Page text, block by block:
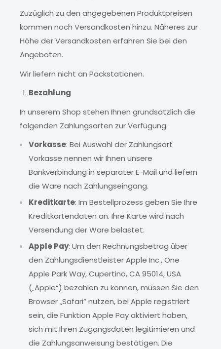
Zuzüglich zu den angegebenen Produktpreisen
kommen noch Versandkosten hinzu. Näheres zur
Höhe der Versandkosten erfahren Sie bei den
Angeboten.
Wir liefern nicht an Packstationen.
Bezahlung
In unserem Shop stehen Ihnen grundsätzlich die
folgenden Zahlungsarten zur Verfügung:
Vorkasse: Bei Auswahl der Zahlungsart
Vorkasse nennen wir Ihnen unsere
Bankverbindung in separater E-Mail und liefern
die Ware nach Zahlungseingang.
Kreditkarte: Im Bestellprozess geben Sie Ihre
Kreditkartendaten an. Ihre Karte wird nach
Versendung der Ware belastet.
Apple Pay: Um den Rechnungsbetrag über
den Zahlungsdienstleister Apple Inc., One
Apple Park Way, Cupertino, CA 95014, USA
(„Apple“) bezahlen zu können, müssen Sie den
Browser „Safari“ nutzen, bei Apple registriert
sein, die Funktion Apple Pay aktiviert haben,
sich mit Ihren Zugangsdaten legitimieren und
die Zahlungsanweisung bestätigen. Die